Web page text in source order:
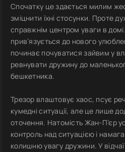
Спочатку це здається милим
зміцнити їхні стосунки. Проте
справжнім центром уваги в
прив’язується до нового
починає почуватися зайвим у
ревнувати дружину до
бешкетника.
Трезор влаштовує хаос, псує
кумедні ситуації, але це лише
оточення. Натомість Жан-П’єр
контроль над ситуацією і
колишню увагу дружини. У